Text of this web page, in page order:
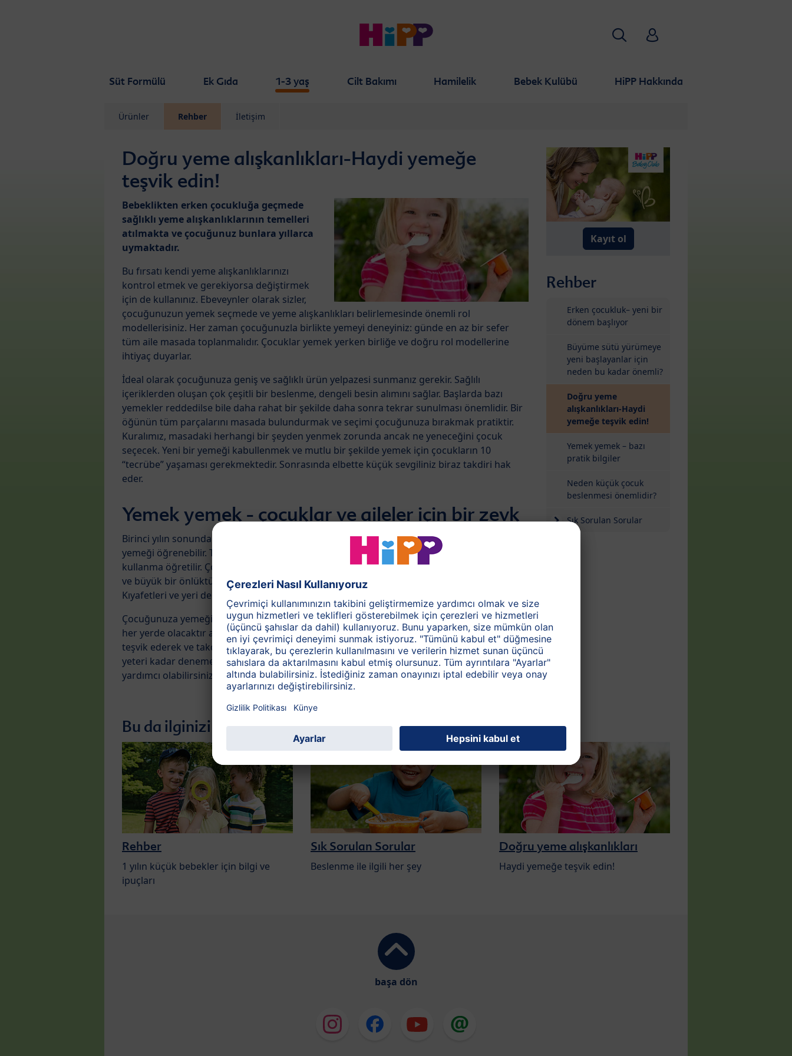
Süt Formülü Ek Gıda 1-3 yaş Cilt Bakımı Hamilelik Bebek Kulübü HiPP Hakkında
AramakHiPP Babyclub
Ürünler Rehber İletişim
Doğru yeme alışkanlıkları-Haydi yemeğe
teşvik edin!
Bebeklikten erken çocukluğa geçmede
sağlıklı yeme alışkanlıklarının temelleri
atılmakta ve çocuğunuz bunlara yıllarca
uymaktadır.
Bu fırsatı kendi yeme alışkanlıklarınızı
kontrol etmek ve gerekiyorsa değiştirmek
için de kullanınız. Ebeveynler olarak sizler,
çocuğunuzun yemek seçmede ve yeme alışkanlıkları belirlemesinde önemli rol
modellerisiniz. Her zaman çocuğunuzla birlikte yemeyi deneyiniz: günde en az bir sefer
tüm aile masada toplanmalıdır. Çocuklar yemek yerken birliğe ve doğru rol modellerine
ihtiyaç duyarlar.
İdeal olarak çocuğunuza geniş ve sağlıklı ürün yelpazesi sunmanız gerekir. Sağlılı
içeriklerden oluşan çok çeşitli bir beslenme, dengeli besin alımını sağlar. Başlarda bazı
yemekler reddedilse bile daha rahat bir şekilde daha sonra tekrar sunulması önemlidir. Bir
öğünün tüm parçalarını masada bulundurmak ve seçimi çocuğunuza bırakmak pratiktir.
Kuralımız, masadaki herhangi bir şeyden yenmek zorunda ancak ne yeneceğini çocuk
seçecek. Yeni bir yemeği kabullenmek ve mutlu bir şekilde yemek için çocukların 10
“tecrübe” yaşaması gerekmektedir. Sonrasında elbette küçük sevgiliniz biraz takdiri hak
eder.
Yemek yemek - çocuklar ve aileler için bir zevk
Birinci yılın sonunda çocuğunuz sandalyesinde güvenle oturarak kendi başına yemek
yemeği öğrenebilir. Tutulması kolay olan gıdaları parmaklarıyla yiyebilir. Yavaşça, bir kaşık
kullanma öğretilir. Çocuğunuza uygun sofra takımlarını veriniz. Bunlar hafif eğimli bir kaşık
ve büyük bir önlüktür. Bu sayede öğrenme faaliyetleri daha az dağınıklığa neden olacaktır.
Kıyafetleri ve yeri de kapatabilirsiniz.
Çocuğunuza yemeği ile oynaması için yeterli süreyi veriniz. Başlarda yemekler ağız hariç
her yerde olacaktır ama bu tamamen normaldir. Sabrınızı koruyun ve karşısında gösterek,
teşvik ederek ve takdir ederek çocuğunuza her harekette yardımcı olun. Eğer çocuğunuz
yeteri kadar deneme yaptıysa ona yardımcı olabilir veya siz onu besleyerek doymasına
yardımcı olabilirsiniz.
Kayıt ol
Rehber
Erken çocukluk– yeni bir
dönem başlıyor
Büyüme sütü yürümeye
yeni başlayanlar için
neden bu kadar önemli?
Doğru yeme
alışkanlıkları-Haydi
yemeğe teşvik edin!
Yemek yemek – bazı
pratik bilgiler
Neden küçük çocuk
beslenmesi önemlidir?
Sık Sorulan Sorular
Bu da ilginizi çekebilir:
Rehber
1 yılın küçük bebekler için bilgi ve
ipuçları
Sık Sorulan Sorular
Beslenme ile ilgili her şey
Doğru yeme alışkanlıkları
Haydi yemeğe teşvik edin!
başa dön